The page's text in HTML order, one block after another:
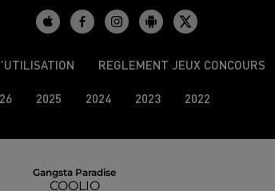
Gangsta Paradise
COOLIO
REGLEMENT JEUX CONCOURS
2025 2024 2023 2022